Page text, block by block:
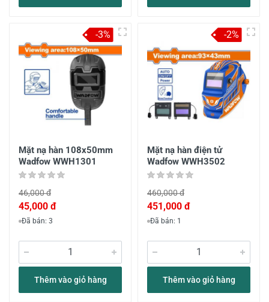
Mặt nạ hàn 108x50mm
Wadfow WWH1301
46,000 đ
45,000 đ
Đã bán: 3
Thêm vào giỏ hàng
-3%
Mặt nạ hàn điện tử
Wadfow WWH3502
460,000 đ
451,000 đ
Đã bán: 1
Thêm vào giỏ hàng
-2%